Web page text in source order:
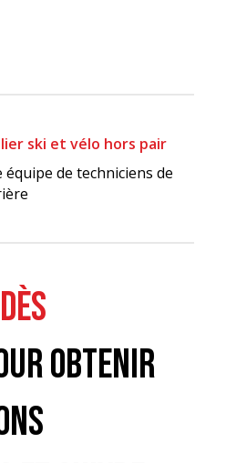
ski et vélo hors pair
équipe de techniciens de
OBTENIR